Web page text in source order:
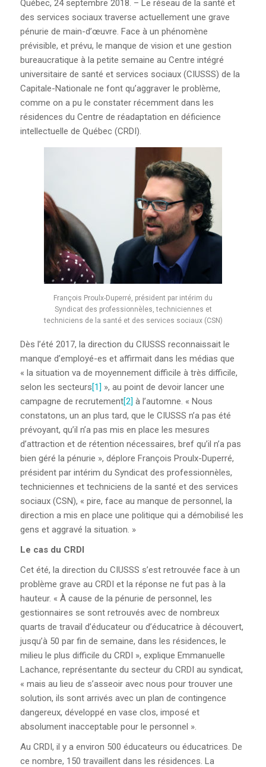
Québec, 24 septembre 2018. – Le réseau de la santé et
des services sociaux traverse actuellement une grave
pénurie de main-d’œuvre. Face à un phénomène
prévisible, et prévu, le manque de vision et une gestion
bureaucratique à la petite semaine au Centre intégré
universitaire de santé et services sociaux (CIUSSS) de la
Capitale-Nationale ne font qu’aggraver le problème,
comme on a pu le constater récemment dans les
résidences du Centre de réadaptation en déficience
intellectuelle de Québec (CRDI).
François Proulx-Duperré, président par intérim du
Syndicat des professionnèles, techniciennes et
techniciens de la santé et des services sociaux (CSN)
Dès l’été 2017, la direction du CIUSSS reconnaissait le
manque d’employé-es et affirmait dans les médias que
« la situation va de moyennement difficile à très difficile,
selon les secteurs[1] », au point de devoir lancer une
campagne de recrutement[2] à l’automne. « Nous
constatons, un an plus tard, que le CIUSSS n’a pas été
prévoyant, qu’il n’a pas mis en place les mesures
d’attraction et de rétention nécessaires, bref qu’il n’a pas
bien géré la pénurie », déplore François Proulx-Duperré,
président par intérim du Syndicat des professionnèles,
techniciennes et techniciens de la santé et des services
sociaux (CSN), « pire, face au manque de personnel, la
direction a mis en place une politique qui a démobilisé les
gens et aggravé la situation. »
Le cas du CRDI
Cet été, la direction du CIUSSS s’est retrouvée face à un
problème grave au CRDI et la réponse ne fut pas à la
hauteur. « À cause de la pénurie de personnel, les
gestionnaires se sont retrouvés avec de nombreux
quarts de travail d’éducateur ou d’éducatrice à découvert,
jusqu’à 50 par fin de semaine, dans les résidences, le
milieu le plus difficile du CRDI », explique Emmanuelle
Lachance, représentante du secteur du CRDI au syndicat,
« mais au lieu de s’asseoir avec nous pour trouver une
solution, ils sont arrivés avec un plan de contingence
dangereux, développé en vase clos, imposé et
absolument inacceptable pour le personnel ».
Au CRDI, il y a environ 500 éducateurs ou éducatrices. De
ce nombre, 150 travaillent dans les résidences. La
FORMULAIRE
D’INSCRIPTION
INSTANCES
À PROPOS DES INSTANCES
ASSEMBLÉE GÉNÉRALE
POLITIQUE D’AIDE
PUBLICATIONS
JOURNAL LE RÉFLEXE
AFFICHES DU CCQCA
INTERCULTURELLES ET
RACISME SYSTÉMIQUE
DOCUMENTS DU
CENTENAIRE
SE SYNDIQUER
VOUS DÉSIREZ VOUS
UN SYNDICAT POUR SE
(FAQ)
POURQUOI LA CSN?
CONGRÈS 2025